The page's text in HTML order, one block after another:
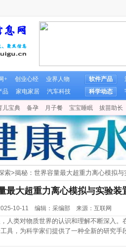
+ 创业心经
业界人物
品 家电家居 汽车科技
软件产品
科学动态
儿宝典 备孕 月子餐 宝宝睡眠 拔苗助长
索>揭秘：世界容量最大超重力离心模拟
最大超重力离心模拟与实验装
10-11 编辑：采编部 来源：互联网
类对物质世界的认识和理解不断深入。
具，为科学家们提供了一种全新的研究